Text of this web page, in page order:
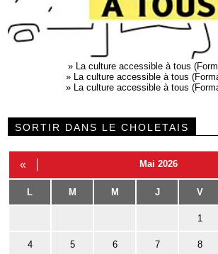
» La culture accessible à tous
» La culture accessible à tous
» La culture accessible à tous
SORTIR DANS LE CHOLETAIS
« Mai 2026
L M M J V
1
4 5 6 7 8